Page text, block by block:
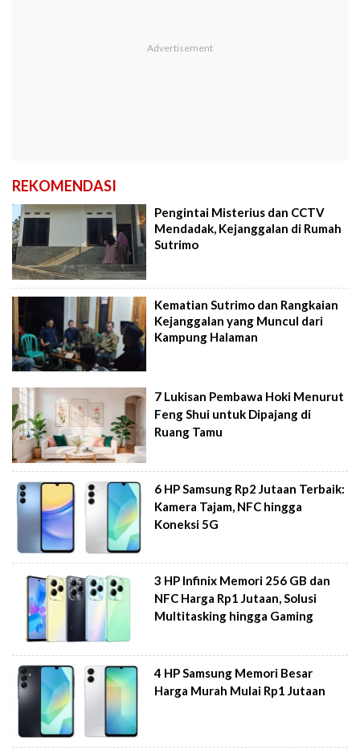
REKOMENDASI
Pengintai Misterius dan CCTV
Mendadak, Kejanggalan di Rumah
Sutrimo
Kematian Sutrimo dan Rangkaian
Kejanggalan yang Muncul dari
Kampung Halaman
7 Lukisan Pembawa Hoki Menurut
Feng Shui untuk Dipajang di
Ruang Tamu
6 HP Samsung Rp2 Jutaan Terbaik:
Kamera Tajam, NFC hingga
Koneksi 5G
3 HP Infinix Memori 256 GB dan
NFC Harga Rp1 Jutaan, Solusi
Multitasking hingga Gaming
4 HP Samsung Memori Besar
Harga Murah Mulai Rp1 Jutaan